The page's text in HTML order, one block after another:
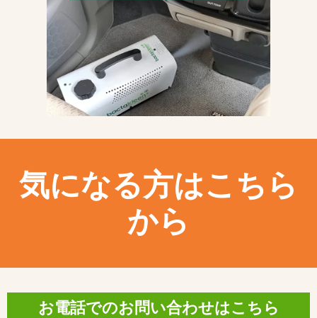
気になる方はこちら
から
お電話でのお問い合わせはこちら